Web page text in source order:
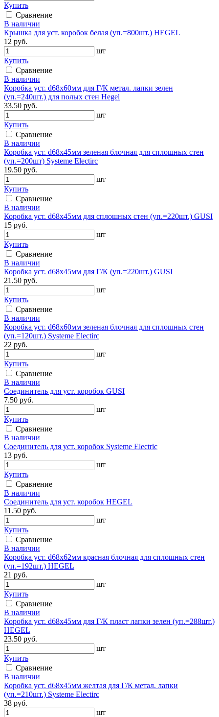
Купить
Сравнение
В наличии
Крышка для уст. коробок белая (уп.=800шт.) HEGEL
12 руб.
шт
Купить
Сравнение
В наличии
Коробка уст. d68х60мм для Г/К метал. лапки зелен
(уп.=240шт.) для полых стен Hegel
33.50 руб.
шт
Купить
Сравнение
В наличии
Коробка уст. d68х45мм зеленая блочная для сплошных стен
(уп.=200шт) Systeme Electirc
19.50 руб.
шт
Купить
Сравнение
В наличии
Коробка уст. d68х45мм для сплошных стен (уп.=220шт.) GUSI
15 руб.
шт
Купить
Сравнение
В наличии
Коробка уст. d68х45мм для Г/К (уп.=220шт.) GUSI
21.50 руб.
шт
Купить
Сравнение
В наличии
Коробка уст. d68х60мм зеленая блочная для сплошных стен
(уп.=120шт.) Systeme Electirc
22 руб.
шт
Купить
Сравнение
В наличии
Соединитель для уст. коробок GUSI
7.50 руб.
шт
Купить
Сравнение
В наличии
Соединитель для уст. коробок Systeme Electric
13 руб.
шт
Купить
Сравнение
В наличии
Соединитель для уст. коробок HEGEL
11.50 руб.
шт
Купить
Сравнение
В наличии
Коробка уст. d68х62мм красная блочная для сплошных стен
(уп.=192шт.) HEGEL
21 руб.
шт
Купить
Сравнение
В наличии
Коробка уст. d68х45мм для Г/К пласт лапки зелен (уп.=288шт.)
HEGEL
23.50 руб.
шт
Купить
Сравнение
В наличии
Коробка уст. d68х45мм желтая для Г/К метал. лапки
(уп.=210шт.) Systeme Electirc
38 руб.
шт